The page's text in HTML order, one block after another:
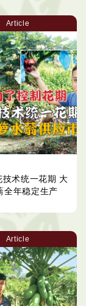
Article
技术统一花期 大
全年稳定生产
Article